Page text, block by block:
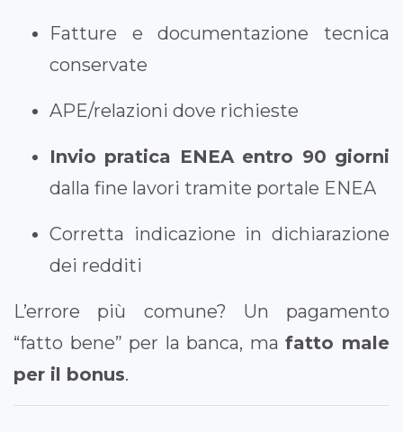
Fatture e documentazione tecnica
conservate
APE/relazioni dove richieste
Invio pratica ENEA entro 90 giorni
dalla fine lavori tramite portale ENEA
Corretta indicazione in dichiarazione
dei redditi
L’errore più comune? Un pagamento
“fatto bene” per la banca, mafatto male
per il bonus.